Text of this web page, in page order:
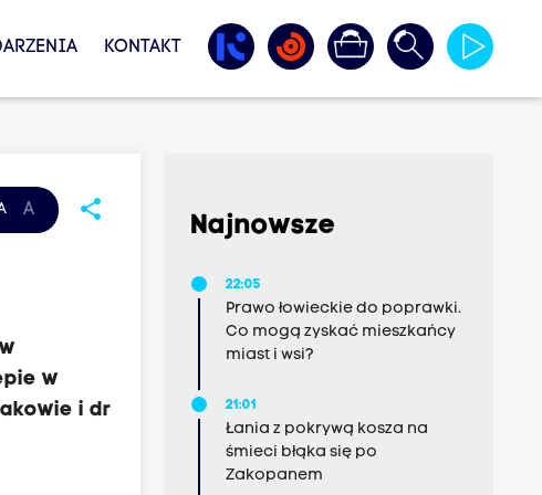
KONTAKT
A share
w
i dr
Najnowsze
22:05
Prawo łowieckie do poprawki.
Co mogą zyskać mieszkańcy
miast i wsi?
21:01
Łania z pokrywą kosza na
śmieci błąka się po
Zakopanem